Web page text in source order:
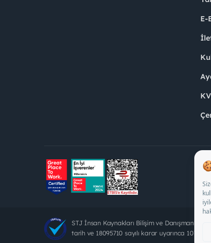
E-
STJ İnsan Kaynakları Bilişim ve
tarih ve 18095710 sayılı karar uyarınca 1078